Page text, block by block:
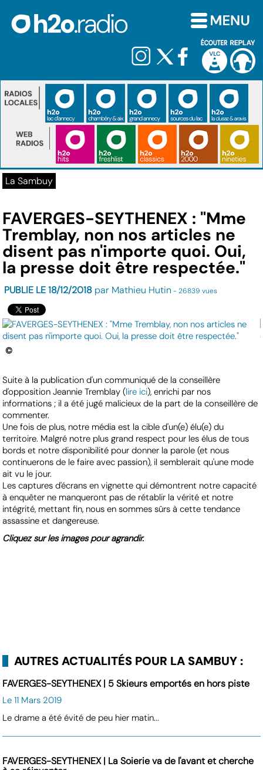
La Sambuy
FAVERGES-SEYTHENEX : "Mme
Tremblay, non nos articles ne
disent pas n'importe quoi. Oui,
la presse doit être respectée."
PUBLIE LE 18/12/2018 par Mathieu Hutin - 26839 vues
©
Suite à la publication d'un communiqué de la conseillère
d'opposition Jeannie Tremblay (lire ici), enrichi par nos
informations ; il a été jugé malicieux de la part de la conseillère de
commenter.
Une fois de plus, notre média est la cible d'un(e) élu(e) du
territoire. Malgré notre plus grand respect pour les élus de tous
bords et notre disponibilité pour donner la parole (et nous
continuerons de le faire avec passion), il semblerait qu'une mode
ait vu le jour.
Les captures d'écrans en vignette qui démontrent notre capacité
à enquêter ne manqueront pas de rétablir la vérité et notre
intégrité, mettant fin, nous en sommes sûrs à cette tendance
assassine et dangereuse.
Cliquez sur les images pour agrandir.
AUTRES ACTUALITÉS POUR LA SAMBUY :
FAVERGES-SEYTHENEX | 5 Skieurs emportés en hors piste
Le 11 Mars 2019
Le drame a été évité de peu hier matin...
FAVERGES-SEYTHENEX | La Soierie va de l'avant et cherche